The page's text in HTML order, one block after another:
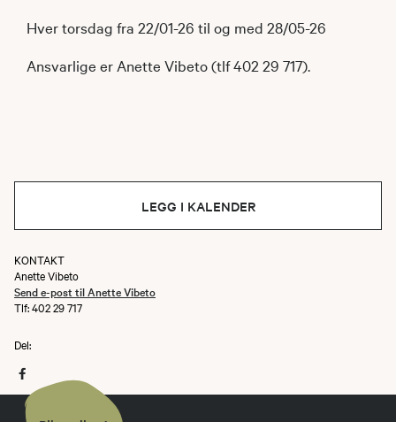
Hver torsdag fra 22/01-26 til og med 28/05-26
Ansvarlige er Anette Vibeto (tlf 402 29 717).
LEGG I KALENDER
KONTAKT
Anette Vibeto
Send e-post til Anette Vibeto
Tlf: 402 29 717
Del: